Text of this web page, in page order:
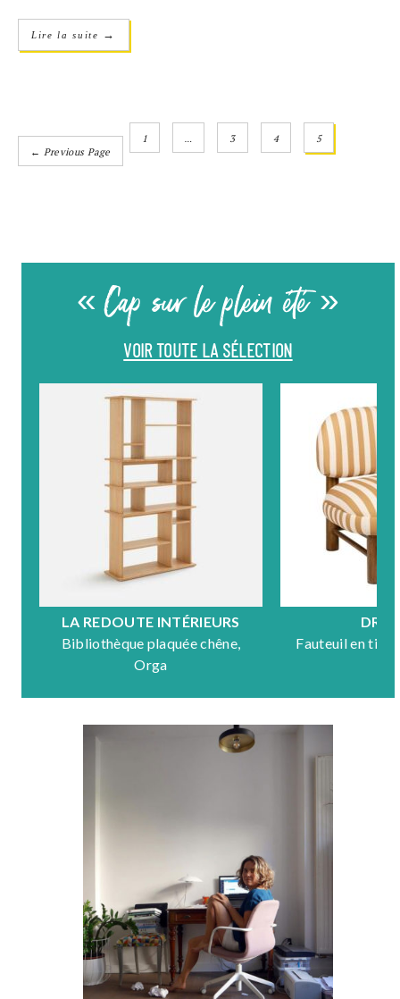
Lire la suite →
← Previous Page
1 3 4 5
« Cap sur le plein été »
VOIR TOUTE LA SÉLECTION
LA REDOUTE INTÉRIEURS
Bibliothèque plaquée chêne,
Orga
Fauteuil en